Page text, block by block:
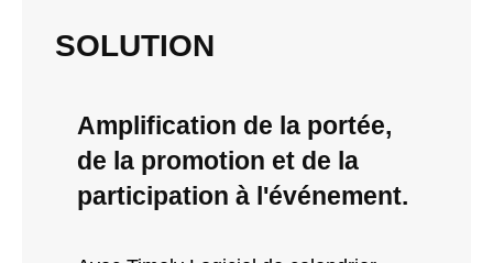
SOLUTION
Amplification de la portée,
de la promotion et de la
participation à l'événement.